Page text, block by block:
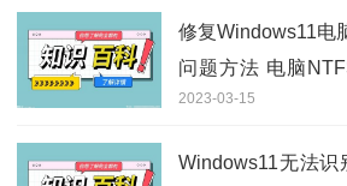
修复Windows11电
问题方法 电脑
解决？
2023-03-15
Windows11无法